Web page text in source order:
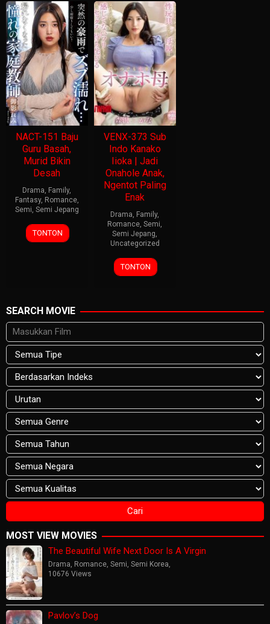
NACT-151 Baju
Guru Basah,
Murid Bikin
Desah
Drama, Family,
Fantasy, Romance,
Semi, Semi Jepang
TONTON
VENX-373 Sub
Indo Kanako
Iioka | Jadi
Onahole Anak,
Ngentot Paling
Enak
Drama, Family,
Romance,Semi,
Semi Jepang,
Uncategorized
TONTON
SEARCH MOVIE
MOST VIEW MOVIES
The Beautiful Wife Next Door Is A Virgin
Drama, Romance, Semi, Semi Korea,
10676 Views
Pavlov’s Dog